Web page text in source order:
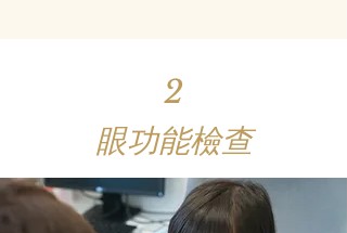
2
眼功能檢查